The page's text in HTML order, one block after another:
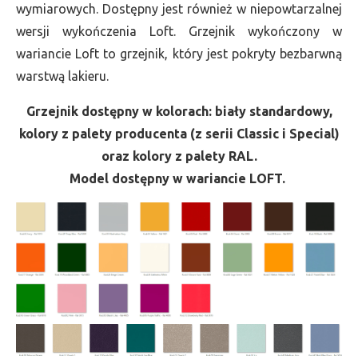
wymiarowych. Dostępny jest również w niepowtarzalnej
wersji wykończenia Loft. Grzejnik wykończony w
wariancie Loft to grzejnik, który jest pokryty bezbarwną
warstwą lakieru.
Grzejnik dostępny w kolorach: biały standardowy,
kolory z palety producenta (z serii Classic i Special)
oraz kolory z palety RAL.
Model dostępny w wariancie LOFT.